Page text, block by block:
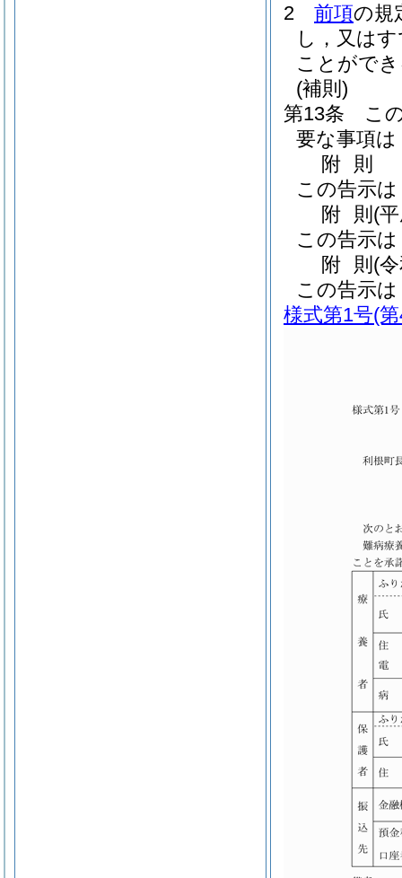
2
前項の規
し，又は
ことがで
(補則)
第13条
こ
要な事項
附 則
この告示
附 則 (
この告示
附 則 (
この告示
様式第1号(